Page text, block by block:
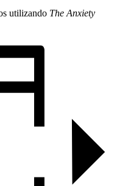
utilizando The Anxiety